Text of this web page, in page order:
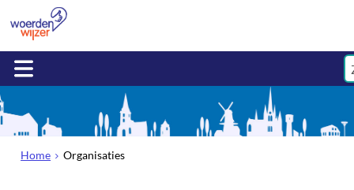
Home Organisaties